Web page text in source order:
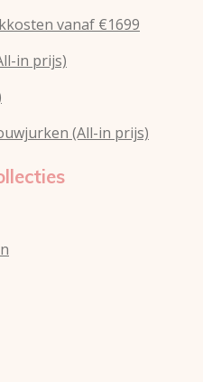
vanaf €1699
in prijs)
(All-in prijs)